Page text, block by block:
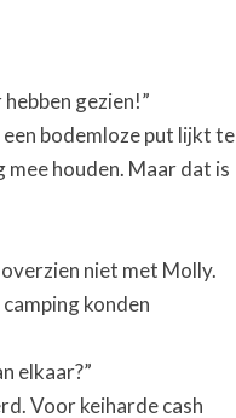
gezien!”
een bodemloze put lijkt te
houden. Maar dat is
niet met Molly.
konden
elkaar?”
Voor keiharde cash